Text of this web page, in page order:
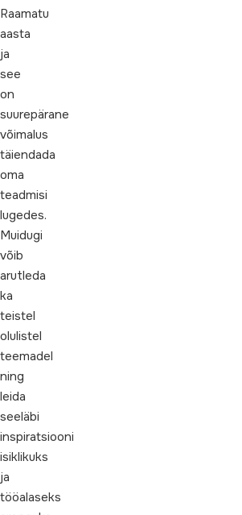
Raamatu
aasta
ja
see
on
suurepärane
võimalus
täiendada
oma
teadmisi
lugedes.
Muidugi
võib
arutleda
ka
teistel
olulistel
teemadel
ning
leida
seeläbi
inspiratsiooni
isiklikuks
ja
tööalaseks